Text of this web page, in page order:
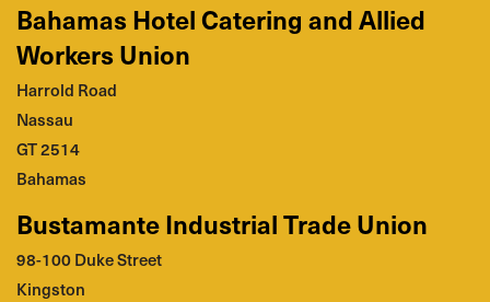
Bahamas Hotel Catering and Allied
Workers Union
Harrold Road
Nassau
GT 2514
Bahamas
Bustamante Industrial Trade Union
98-100 Duke Street
Kingston